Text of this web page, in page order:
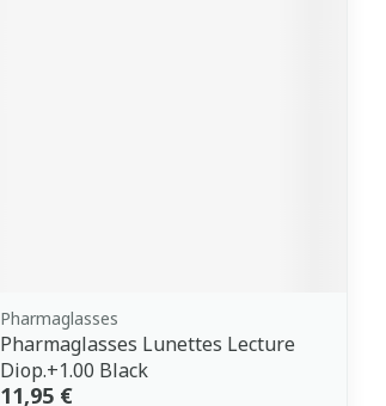
Pharmaglasses
Pharmaglasses Lunettes Lecture
Diop.+1.00 Black
11,95 €